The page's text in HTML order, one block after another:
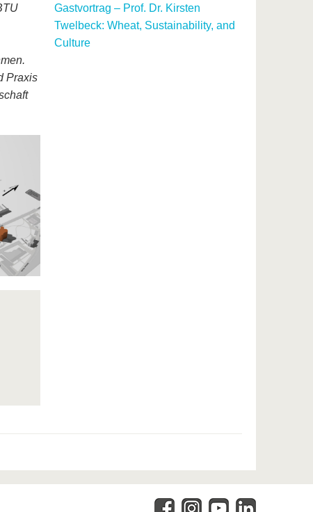
Praxis
Gastvortrag – Prof. Dr. Kirsten
Twelbeck: Wheat, Sustainability, and
Culture